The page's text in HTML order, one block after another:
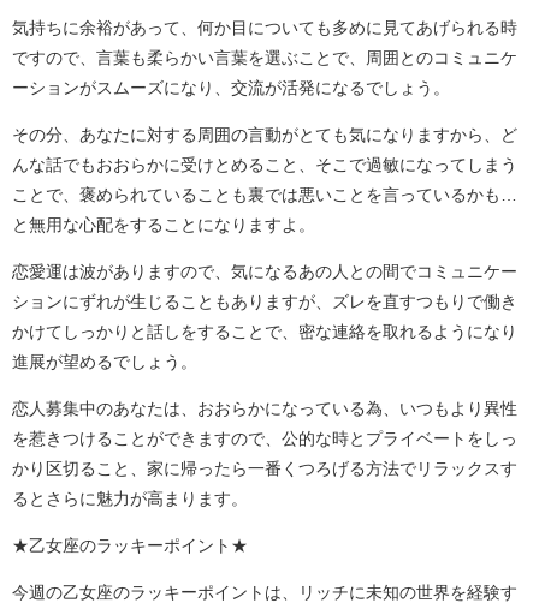
気持ちに余裕があって、何か目についても多めに見てあげられる時
ですので、言葉も柔らかい言葉を選ぶことで、周囲とのコミュニケ
ーションがスムーズになり、交流が活発になるでしょう。
その分、あなたに対する周囲の言動がとても気になりますから、ど
んな話でもおおらかに受けとめること、そこで過敏になってしまう
ことで、褒められていることも裏では悪いことを言っているかも…
と無用な心配をすることになりますよ。
恋愛運は波がありますので、気になるあの人との間でコミュニケー
ションにずれが生じることもありますが、ズレを直すつもりで働き
かけてしっかりと話しをすることで、密な連絡を取れるようになり
進展が望めるでしょう。
恋人募集中のあなたは、おおらかになっている為、いつもより異性
を惹きつけることができますので、公的な時とプライベートをしっ
かり区切ること、家に帰ったら一番くつろげる方法でリラックスす
るとさらに魅力が高まります。
★乙女座のラッキーポイント★
今週の乙女座のラッキーポイントは、リッチに未知の世界を経験す